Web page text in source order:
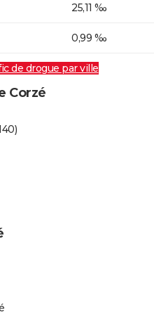
25,11 ‰
0,99 ‰
de drogue par ville
Corzé